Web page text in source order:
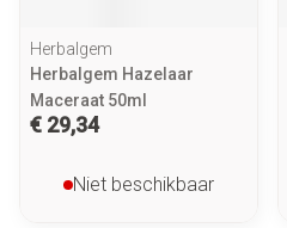
Herbalgem
Herbalgem Hazelaar
Maceraat 50ml
€ 29,34
Niet beschikbaar